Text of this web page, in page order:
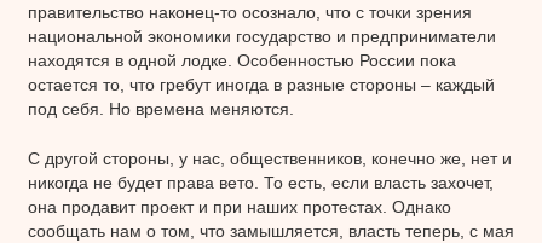
правительство наконец-то осознало, что с точки зрения
национальной экономики государство и предприниматели
находятся в одной лодке. Особенностью России пока
остается то, что гребут иногда в разные стороны – каждый
под себя. Но времена меняются.
С другой стороны, у нас, общественников, конечно же, нет и
никогда не будет права вето. То есть, если власть захочет,
она продавит проект и при наших протестах. Однако
сообщать нам о том, что замышляется, власть теперь, с мая